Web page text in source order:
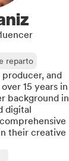
reparto
producer, and
15 years in
background in
digital
their creative